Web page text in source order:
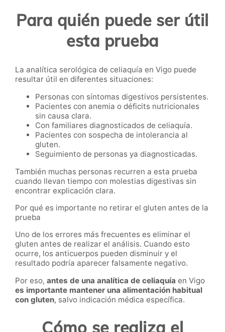
Para quién puede ser útil
esta prueba
La analítica serológica de celiaquía en Vigo puede
resultar útil en diferentes situaciones:
Personas con síntomas digestivos persistentes.
Pacientes con anemia o déficits nutricionales
sin causa clara.
Con familiares diagnosticados de celiaquía.
Pacientes con sospecha de intolerancia al
gluten.
Seguimiento de personas ya diagnosticadas.
También muchas personas recurren a esta prueba
cuando llevan tiempo con molestias digestivas sin
encontrar explicación clara.
Por qué es importante no retirar el gluten antes de la
prueba
Uno de los errores más frecuentes es eliminar el
gluten antes de realizar el análisis. Cuando esto
ocurre, los anticuerpos pueden disminuir y el
resultado podría aparecer falsamente negativo.
Por eso, antes de una analítica de celiaquía en Vigo
es importante mantener una alimentación habitual
con gluten, salvo indicación médica específica.
Cómo se realiza el